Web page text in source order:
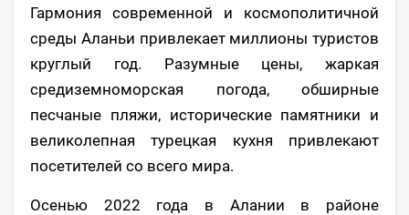
Гармония современной и космополитичной
среды Аланьи привлекает миллионы туристов
круглый год. Разумные цены, жаркая
средиземноморская погода, обширные
песчаные пляжи, исторические памятники и
великолепная турецкая кухня привлекают
посетителей со всего мира.
Осенью 2022 года в Алании в районе